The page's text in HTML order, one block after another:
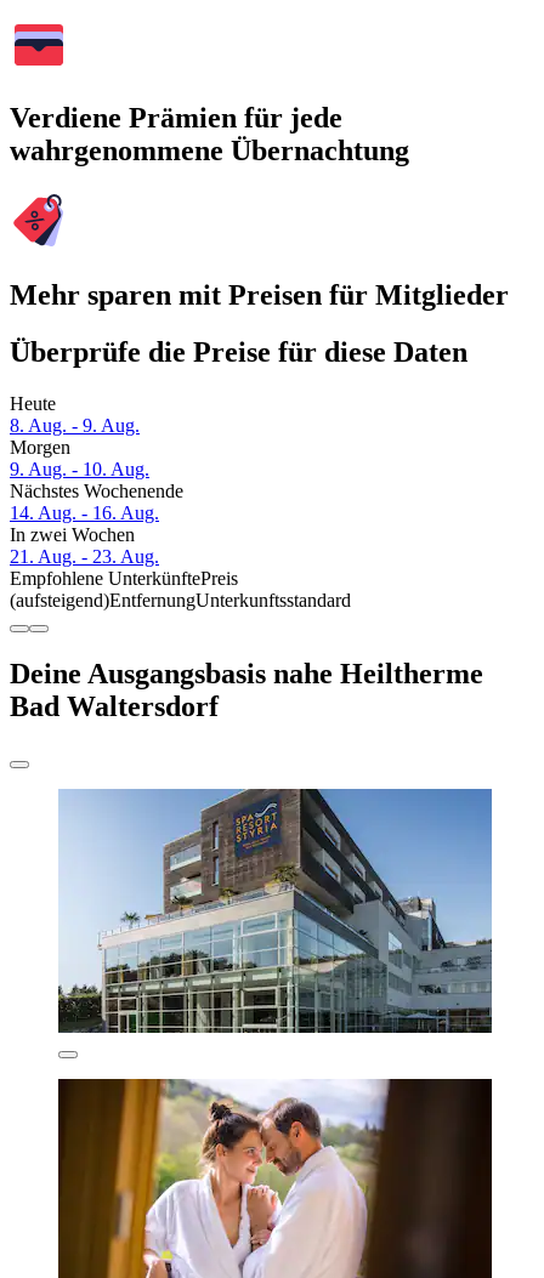
Verdiene Prämien für jede
wahrgenommene Übernachtung
Mehr sparen mit Preisen für Mitglieder
Überprüfe die Preise für diese Daten
Heute
8. Aug. - 9. Aug.
Morgen
9. Aug. - 10. Aug.
Nächstes Wochenende
14. Aug. - 16. Aug.
In zwei Wochen
21. Aug. - 23. Aug.
Empfohlene UnterkünftePreis
(aufsteigend)EntfernungUnterkunftsstandard
Deine Ausgangsbasis nahe Heiltherme
Bad Waltersdorf